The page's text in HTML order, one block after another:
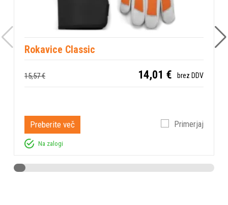
Rokavice Classic
15,57 € 14,01 € brez DDV
Preberite več Primerjaj
Na zalogi